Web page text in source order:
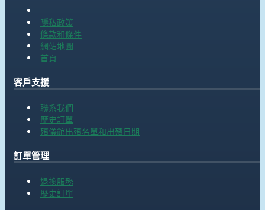
隱私政策
條款和條件
網站地圖
首頁
客戶支援
聯系我們
歷史訂單
殯儀館出殯名單和出殯日期
訂單管理
退換服務
歷史訂單